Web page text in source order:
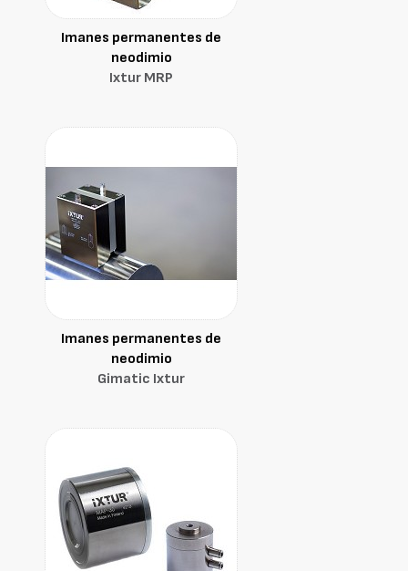
Imanes permanentes de
neodimio
Ixtur MRP
Imanes permanentes de
neodimio
Gimatic Ixtur